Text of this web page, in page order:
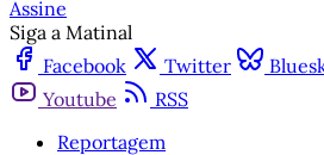
Assine
Siga a Matinal
Facebook
Twitter
Youtube
RSS
Reportagem